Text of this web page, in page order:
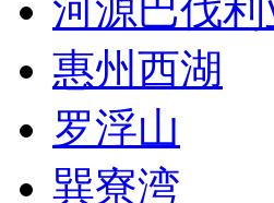
河源巴伐
惠州西湖
罗浮山
巽寮湾